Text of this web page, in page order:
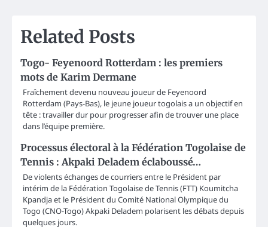
Related Posts
Togo- Feyenoord Rotterdam : les premiers
mots de Karim Dermane
Fraîchement devenu nouveau joueur de Feyenoord
Rotterdam (Pays-Bas), le jeune joueur togolais a un objectif en
tête : travailler dur pour progresser afin de trouver une place
dans l’équipe première.
Processus électoral à la Fédération Togolaise de
Tennis : Akpaki Deladem éclaboussé…
De violents échanges de courriers entre le Président par
intérim de la Fédération Togolaise de Tennis (FTT) Koumitcha
Kpandja et le Président du Comité National Olympique du
Togo (CNO-Togo) Akpaki Deladem polarisent les débats depuis
quelques jours.